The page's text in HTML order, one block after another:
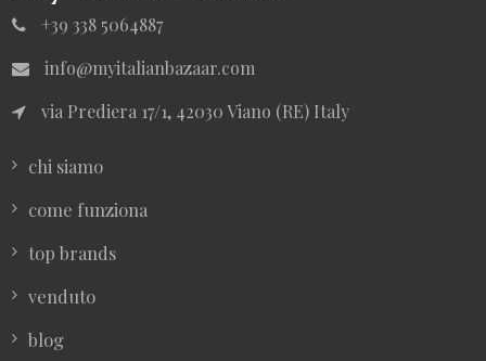
+39 338 5064887
info@myitalianbazaar.com
via Prediera 17/1, 42030 Viano (RE) Italy
chi siamo
come funziona
top brands
venduto
blog